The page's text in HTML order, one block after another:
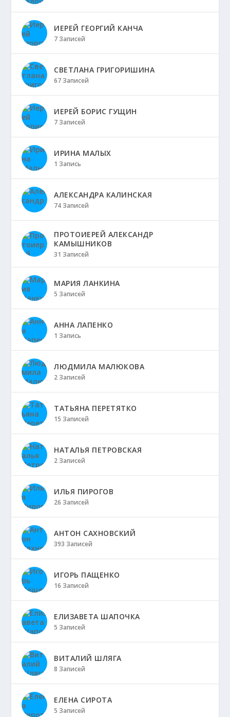
ИЕРЕЙ ГЕОРГИЙ КАНЧА
7 Записей
СВЕТЛАНА ГРИГОРИШИНА
67 Записей
ИЕРЕЙ БОРИС ГУЩИН
7 Записей
ИРИНА МАЛЫХ
1 Запись
АЛЕКСАНДРА КАЛИНСКАЯ
74 Записей
ПРОТОИЕРЕЙ АЛЕКСАНДР
КАМЫШНИКОВ
31 Записей
МАРИЯ ЛАНКИНА
5 Записей
АННА ЛАПЕНКО
1 Запись
ЛЮДМИЛА МАЛЮКОВА
2 Записей
ТАТЬЯНА ПЕРЕТЯТКО
15 Записей
НАТАЛЬЯ ПЕТРОВСКАЯ
2 Записей
ИЛЬЯ ПИРОГОВ
26 Записей
АНТОН САХНОВСКИЙ
393 Записей
ИГОРЬ ПАЩЕНКО
16 Записей
ЕЛИЗАВЕТА ШАПОЧКА
5 Записей
ВИТАЛИЙ ШЛЯГА
8 Записей
ЕЛЕНА СИРОТА
5 Записей